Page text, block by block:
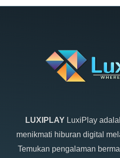
LUXIPLAY LuxiPlay
menikmati hiburan digital
Temukan pengalaman